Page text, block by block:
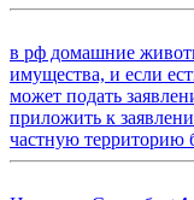
в рф домашние
имущества, и если
может подать
приложить к
частную территорию